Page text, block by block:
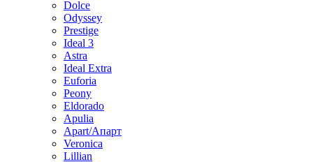
Dolce
Odyssey
Prestige
Ideal 3
Astra
Ideal Extra
Euforia
Peony
Eldorado
Apulia
Apart/Апарт
Veronica
Lillian